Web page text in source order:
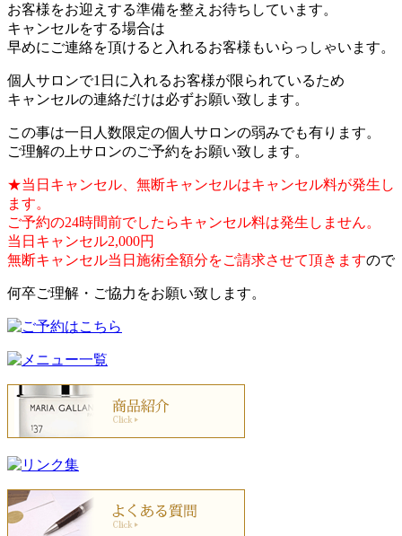
お客様をお迎えする準備を整えお待ちしています。
キャンセルをする場合は
早めにご連絡を頂けると入れるお客様もいらっしゃいます。
個人サロンで1日に入れるお客様が限られているため
キャンセルの連絡だけは必ずお願い致します。
この事は一日人数限定の個人サロンの弱みでも有ります。
ご理解の上サロンのご予約をお願い致します。
★当日キャンセル、無断キャンセルはキャンセル料が発生し
ます。
ご予約の24時間前でしたらキャンセル料は発生しません。
当日キャンセル2,000円
無断キャンセル当日施術全額分をご請求させて頂きますので
何卒ご理解・ご協力をお願い致します。